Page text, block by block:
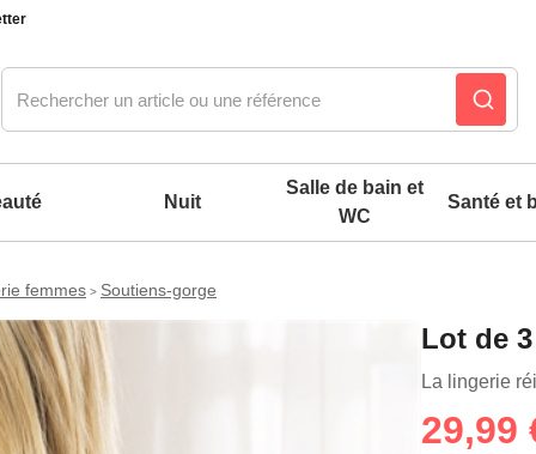
Nuit
Salle de bain et
WC
Santé et
confort mixtes
pieds
femmes > Soutiens-gorge
Lot de
La lingerie
29,99